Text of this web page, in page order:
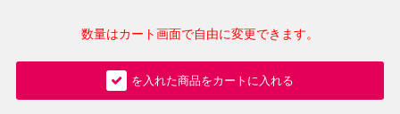
数量はカート画面で自由に変更できます。
を入れた商品をカートに入れる